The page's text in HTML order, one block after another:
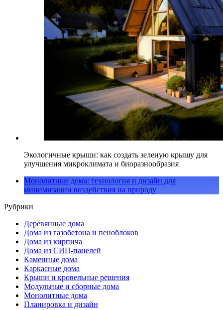
Экологичные крыши: как создать зеленую крышу для
улучшения микроклимата и биоразнообразия
Монолитные дома: технология и дизайн для
минимизации воздействия на природу
Рубрики
Деревянные дома
Дома из газобетона и пеноблоков
Дома из кирпича
Дома из СИП-панелей
Каменные дома
Каркасные дома
Крыши и кровельные решения
Модульные и сборные дома
Монолитные дома
Планировка и дизайн